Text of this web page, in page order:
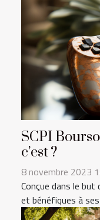
SCPI
c’est ?
8 novembre 2023
Conçue dans le
et bénéfiques à